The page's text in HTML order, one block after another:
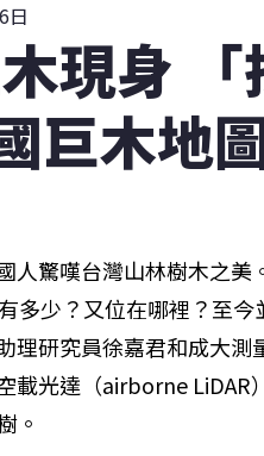
日
現身 「
巨木地
人驚嘆台灣山林樹木之美
多少？又位在哪裡？至
理研究員徐嘉君和成大測
載光達（airborne LiDAR
。